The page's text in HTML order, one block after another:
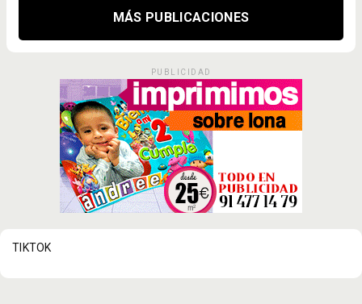
MÁS PUBLICACIONES
PUBLICIDAD
TIKTOK